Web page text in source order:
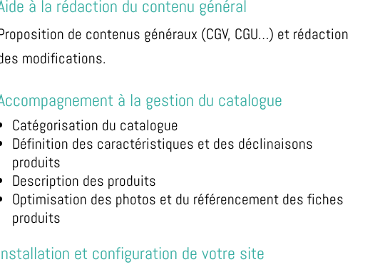
à la rédaction du contenu général
de contenus généraux (CGV, CGU…) et rédaction
modifications.
à la gestion du catalogue
Catégorisation du catalogue
Définition des caractéristiques et des déclinaisons
produits
Description des produits
Optimisation des photos et du référencement des fiches
produits
et configuration de votre site